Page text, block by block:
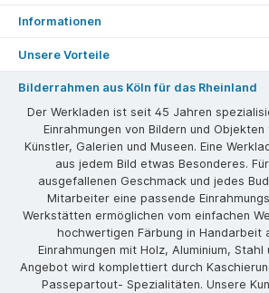
Informationen
Unsere Vorteile
Bilderrahmen aus Köln für das Rheinland
Der Werkladen ist seit 45 Jahren
Einrahmungen von Bildern und
Künstler, Galerien und Museen. Eine
aus jedem Bild etwas Besonderes.
ausgefallenen Geschmack und jedes
Mitarbeiter eine passende
Werkstätten ermöglichen vom einfachen
hochwertigen Färbung in Handarbeit
Einrahmungen mit Holz, Aluminium, Stahl
Angebot wird komplettiert durch
Passepartout- Spezialitäten. Unsere